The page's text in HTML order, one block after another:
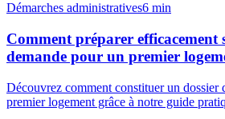
Démarches administratives6 min
Comment préparer efficacement
demande pour un premier
Découvrez comment constituer un dossier
premier logement grâce à notre guide